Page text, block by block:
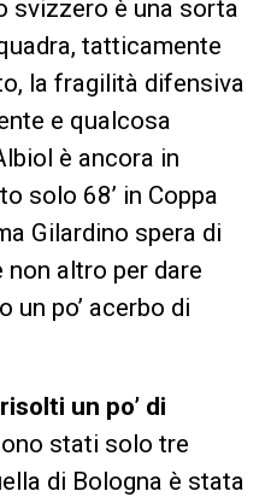
svizzero è una sorta
tatticamente
la fragilità difensiva
e qualcosa
è ancora in
solo 68’ in Coppa
Gilardino spera di
altro per dare
un po’ acerbo di
un po’ di
stati solo tre
di Bologna è stata